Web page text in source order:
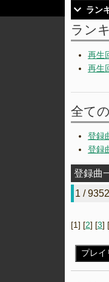
ラン
ラン
再生
再生
全て
登録
登録
登録曲
1 /
[1] [2] [3] [
プレイ